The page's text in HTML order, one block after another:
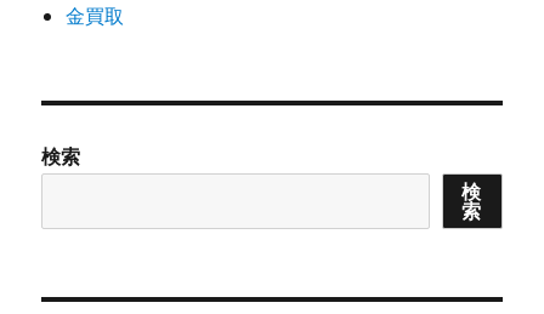
金買取
検索
検
索